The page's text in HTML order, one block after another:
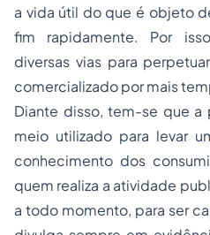
a vida útil do que é objeto
fim rapidamente. Por
diversas vias para
comercializado por mais
Diante disso, tem-se que
meio utilizado para levar
conhecimento dos
quem realiza a atividade
a todo momento, para ser